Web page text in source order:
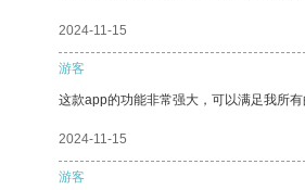
2024-11-15
游客
这款app的功能非常强大，可以满足我所
2024-11-15
游客